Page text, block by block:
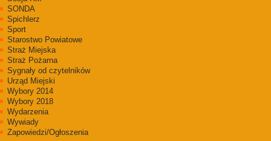
SONDA
Spichlerz
Sport
Starostwo Powiatowe
Straż Miejska
Straż Pożarna
Sygnały od czytelników
Urząd Miejski
Wybory 2014
Wybory 2018
Wydarzenia
Wywiady
Zapowiedzi/Ogłoszenia